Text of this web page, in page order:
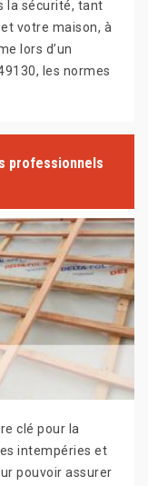
la sécurité, tant
votre maison, à
lors d’un
les normes
professionnels
clé pour la
intempéries et
pouvoir assurer